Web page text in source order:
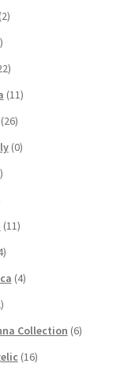
(2)
(11)
(26)
(0)
(11)
(4)
Collection (6)
(16)